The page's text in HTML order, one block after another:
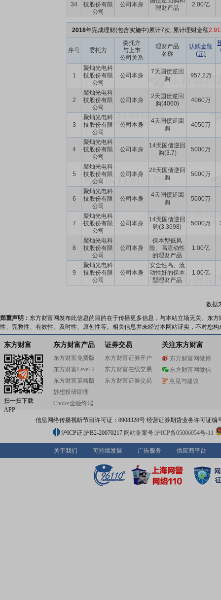
34
技股份有限
公司
公司本身
理财产品
2.00亿
2018年完成理财(包含实施中)累计7次, 累计理财金额
序号 委托方
委托方
与上市
公司关系
理财产品
名称
认购金额
(元)
1
聚灿光电科
技股份有限
公司
公司本身
7天国债逆回
购
957.2万
2
聚灿光电科
技股份有限
公司
公司本身
2天国债逆回
购(4060)
4060万
3
聚灿光电科
技股份有限
公司
公司本身
4天国债逆回
购
4050万
4
聚灿光电科
技股份有限
公司
公司本身
14天国债逆回
购(3.7)
5000万
5
聚灿光电科
技股份有限
公司
公司本身
28天国债逆回
购
5000万
6
聚灿光电科
技股份有限
公司
公司本身
4天国债逆回
购
5000万
7
聚灿光电科
技股份有限
公司
公司本身
14天国债逆回
购(3.3698)
5000万
8
聚灿光电科
技股份有限
公司
公司本身
保本型低风
险、高流动性
的理财产品
1.00亿
9
聚灿光电科
技股份有限
公司
公司本身
安全性高、流
动性好的保本
型理财产品
1.00亿
数据
郑重声明： 东方财富网发布此信息的目的在于传播更多信息，与本站立场无关。东
性、完整性、有效性、及时性、原创性等。相关信息并未经过本网站证实，不对您
东方财富
扫一扫下载
APP
东方财富产品
东方财富免费版
东方财富Level-2
东方财富策略版
妙想投研助理
Choice金融终端
证券交易
东方财富证券开户
东方财富在线交易
东方财富证券交易
关注东方财富
东方财富网微博
东方财富网微信
意见与建议
信息网络传播视听节目许可证：0908328号 经营证券期货业务许可证编
沪ICP证:沪B2-20070217 网站备案号:沪ICP备05006054号-11
关于我们 可持续发展 广告服务 供应商平台